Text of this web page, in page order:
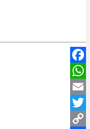
Facebook
WhatsApp
Email
Twitter